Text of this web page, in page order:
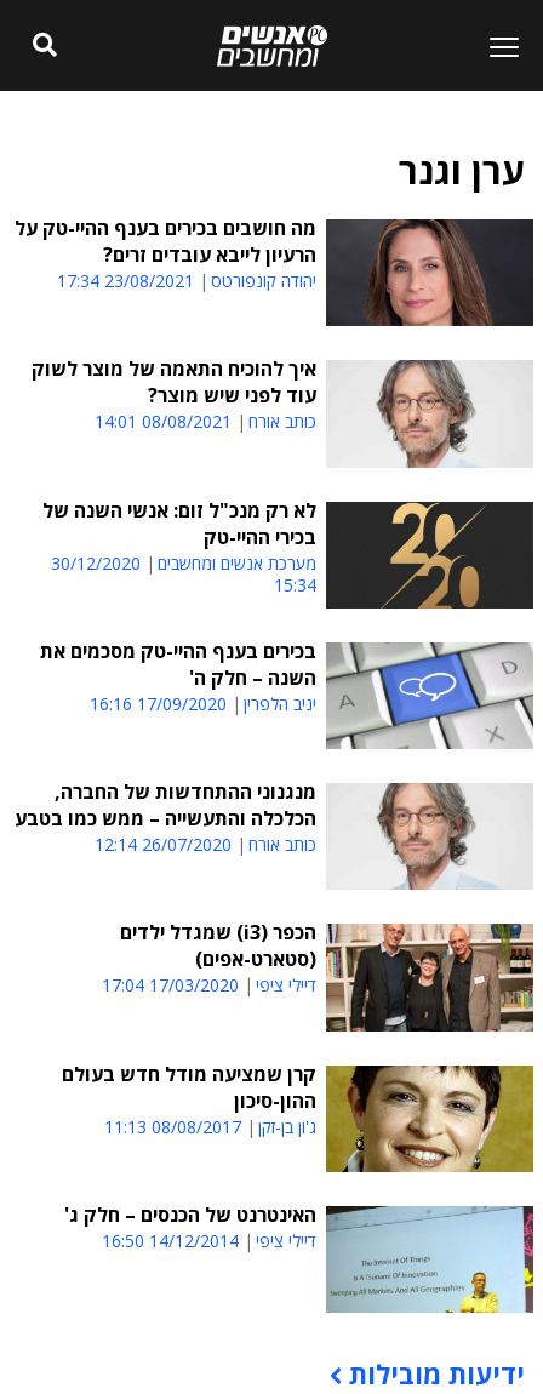
ערן וגנר
מה חושבים בכירים בענף ההיי-טק על
הרעיון לייבא עובדים זרים?
יהודה קונפורטס 23/08/2021 17:34
איך להוכיח התאמה של מוצר לשוק
עוד לפני שיש מוצר?
כותב אורח 08/08/2021 14:01
לא רק מנכ"ל זום: אנשי השנה של
בכירי ההיי-טק
מערכת אנשים ומחשבים
30/12/2020
15:34
בכירים בענף ההיי-טק מסכמים את
השנה – חלק ה'
יניב הלפרין 17/09/2020 16:16
מנגנוני ההתחדשות של החברה,
הכלכלה והתעשייה – ממש כמו בטבע
כותב אורח 26/07/2020 12:14
הכפר (i3) שמגדל ילדים
(סטארט-אפים)
דיילי ציפי 17/03/2020 17:04
קרן שמציעה מודל חדש בעולם
ההון-סיכון
ג'ון בן-זקן 08/08/2017 11:13
האינטרנט של הכנסים – חלק ג'
דיילי ציפי 14/12/2014 16:50
תוכן פרסומי
ידיעות מובילות